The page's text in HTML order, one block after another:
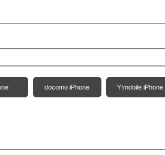
docomo iPhone Y!mobile iPhone